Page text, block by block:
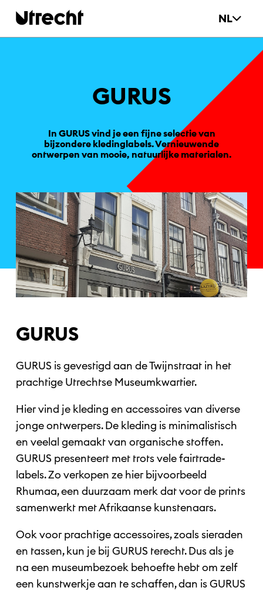
NL
GU­RUS
In GURUS vind je een fijne selectie van
bijzondere kledinglabels. Vernieuwende
ontwerpen van mooie, natuurlijke materialen.
GURUS
GURUS is gevestigd aan de Twijnstraat in het
prachtige Utrechtse Museumkwartier.
Hier vind je kleding en accessoires van diverse
jonge ontwerpers. De kleding is minimalistisch
en veelal gemaakt van organische stoffen.
GURUS presenteert met trots vele fairtrade-
labels. Zo verkopen ze hier bijvoorbeeld
Rhumaa, een duurzaam merk dat voor de prints
samenwerkt met Afrikaanse kunstenaars.
Ook voor prachtige accessoires, zoals sieraden
en tassen, kun je bij GURUS terecht. Dus als je
na een museumbezoek behoefte hebt om zelf
een kunstwerkje aan te schaffen, dan is GURUS